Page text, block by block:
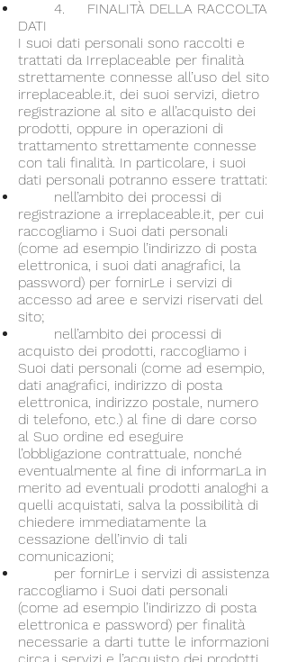
4. FINALITÀ DELLA RACCOLTA
DATI
I suoi dati personali sono raccolti e
trattati da Irreplaceable per finalità
strettamente connesse all’uso del sito
irreplaceable.it, dei suoi servizi, dietro
registrazione al sito e all’acquisto dei
prodotti, oppure in operazioni di
trattamento strettamente connesse
con tali finalità. In particolare, i suoi
dati personali potranno essere trattati:
nell’ambito dei processi di
registrazione a irreplaceable.it, per cui
raccogliamo i Suoi dati personali
(come ad esempio l’indirizzo di posta
elettronica, i suoi dati anagrafici, la
password) per fornirLe i servizi di
accesso ad aree e servizi riservati del
sito;
nell’ambito dei processi di
acquisto dei prodotti, raccogliamo i
Suoi dati personali (come ad esempio,
dati anagrafici, indirizzo di posta
elettronica, indirizzo postale, numero
di telefono, etc.) al fine di dare corso
al Suo ordine ed eseguire
l’obbligazione contrattuale, nonché
eventualmente al fine di informarLa in
merito ad eventuali prodotti analoghi a
quelli acquistati, salva la possibilità di
chiedere immediatamente la
cessazione dell’invio di tali
comunicazioni;
per fornirLe i servizi di assistenza
raccogliamo i Suoi dati personali
(come ad esempio l’indirizzo di posta
elettronica e password) per finalità
necessarie a darti tutte le informazioni